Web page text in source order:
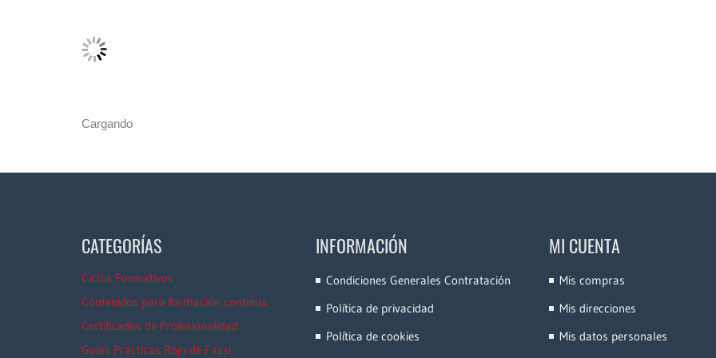
Cargando
CATEGORÍAS
Ciclos Formativos
Contenidos para formación continua
Certificados de Profesionalidad
Guías Prácticas Rojo de Fassi
INFORMACIÓN
Condiciones Generales Contratación
Política de privacidad
Política de cookies
MI CUENTA
Mis compras
Mis direcciones
Mis datos personales